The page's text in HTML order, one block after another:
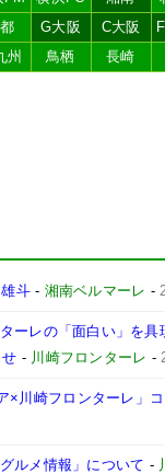
G大阪 C大阪
州 鳥栖 長崎
斗- 湘南ベルマーレ -
ーレの「面白い」を
- 川崎フロンターレ -
×川崎フロンターレ」
ルメ情報」について -